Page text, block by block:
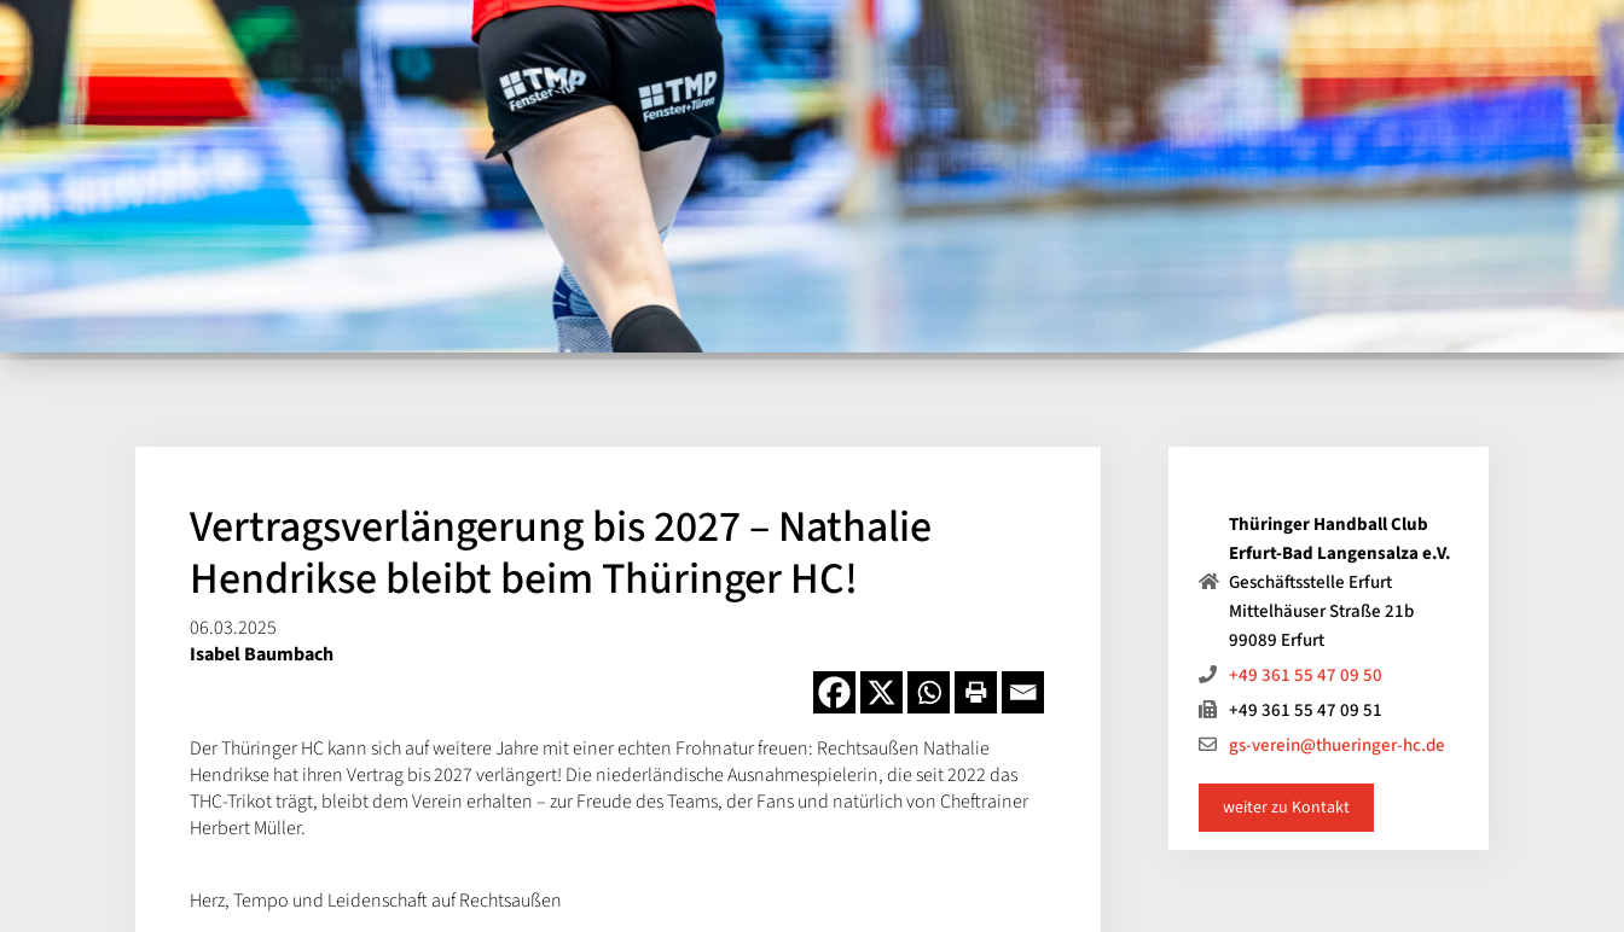
Vertragsverlängerung bis 2027 – Nathalie
Hendrikse bleibt beim Thüringer HC!
06.03.2025
Isabel Baumbach
Der Thüringer HC kann sich auf weitere Jahre mit einer echten Frohnatur freuen: Rechtsaußen Nathalie
Hendrikse hat ihren Vertrag bis 2027 verlängert! Die niederländische Ausnahmespielerin, die seit 2022 das
THC-Trikot trägt, bleibt dem Verein erhalten – zur Freude des Teams, der Fans und natürlich von Cheftrainer
Herbert Müller.
Herz, Tempo und Leidenschaft auf Rechtsaußen
Thüringer Handball Club
Erfurt-Bad Langensalza e.V.
Geschäftsstelle Erfurt
Mittelhäuser Straße 21b
99089 Erfurt
+49 361 55 47 09 50
+49 361 55 47 09 51
gs-verein@thueringer-hc.de
weiter zu Kontakt